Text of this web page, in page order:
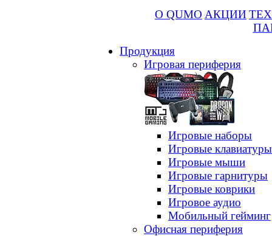
О QUMO АКЦИИ
Продукция
Игровая периферия
Игровые наборы
Игровые клавиатуры
Игровые мыши
Игровые гарнитуры
Игровые коврики
Игровое аудио
Мобильный гейминг
Офисная периферия